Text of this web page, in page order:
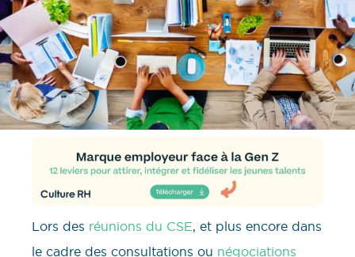
Lors des réunions du CSE, et plus encore dans
le cadre des consultations ou négociations